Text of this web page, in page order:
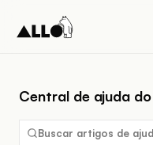
Central de ajuda do
Buscar artigos de